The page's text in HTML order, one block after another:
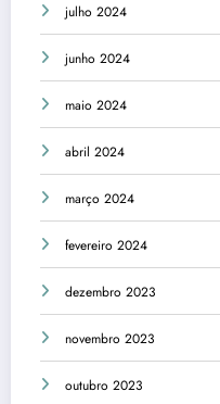
julho 2024
junho 2024
maio 2024
abril 2024
março 2024
fevereiro 2024
dezembro 2023
novembro 2023
outubro 2023